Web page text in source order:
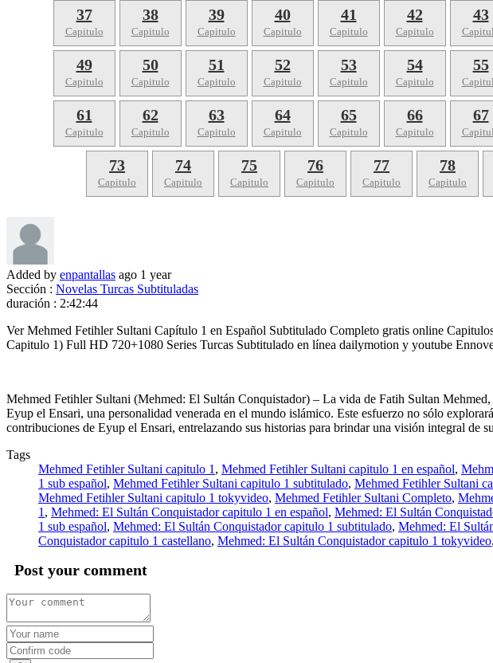
37
Capitulo
38
Capitulo
39
Capitulo
40
Capitulo
41
Capitulo
42
Capitulo
43
49
Capitulo
50
Capitulo
51
Capitulo
52
Capitulo
53
Capitulo
54
Capitulo
55
61
Capitulo
62
Capitulo
63
Capitulo
64
Capitulo
65
Capitulo
66
Capitulo
67
73
Capitulo
74
Capitulo
75
Capitulo
76
Capitulo
77
Capitulo
78
Capitulo
Added by enpantallas ago 1 year
Sección : Novelas Turcas Subtituladas
duración : 2:42:44
Ver Mehmed Fetihler Sultani Capítulo 1 en Español Subtitulado Completo gratis online
Capitulo 1) Full HD 720+1080 Series Turcas Subtitulado en línea dailymotion y youtube
Mehmed Fetihler Sultani (Mehmed: El Sultán Conquistador) – La vida de Fatih Sultan
Eyup el Ensari, una personalidad venerada en el mundo islámico. Este esfuerzo no sólo
contribuciones de Eyup el Ensari, entrelazando sus historias para brindar una visión integral de
Tags
Mehmed Fetihler Sultani capitulo 1 , Mehmed Fetihler Sultani capitulo 1 en español,
1 sub español, Mehmed Fetihler Sultani capitulo 1 subtitulado, Mehmed Fetihler Sultani
Mehmed Fetihler Sultani capitulo 1 tokyvideo, Mehmed Fetihler Sultani Completo,
1 , Mehmed: El Sultán Conquistador capitulo 1 en español, Mehmed: El Sultán
1 sub español, Mehmed: El Sultán Conquistador capitulo 1 subtitulado, Mehmed: El
Conquistador capitulo 1 castellano, Mehmed: El Sultán Conquistador capitulo 1 tokyvideo,
Post your comment